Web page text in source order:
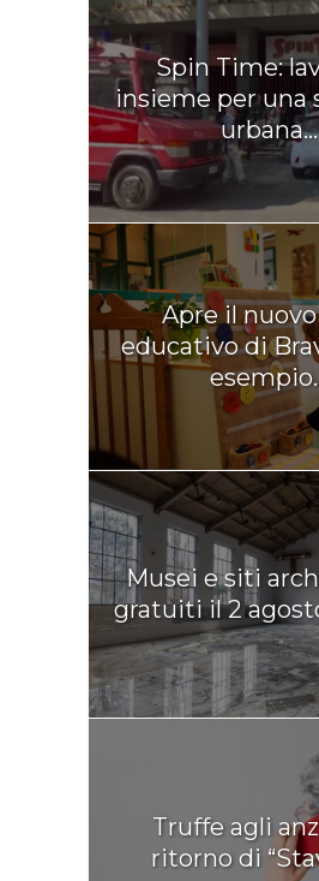
Spin Time:
insieme per una
urbana...
Apre il
educativo di
Musei e siti
gratuiti il 2
Truffe agli
ritorno di